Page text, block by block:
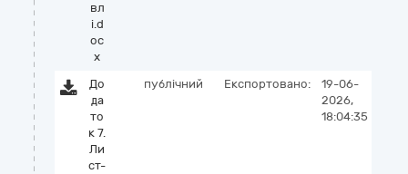
вл
і.d
oc
x
До
да
то
к 7.
Ли
ст-
публічний Експортовано:
19-06-
2026,
18:04:35